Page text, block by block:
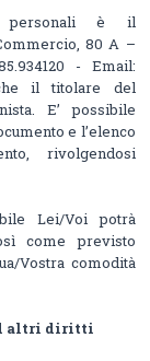
personali è il
80 A –
- Email:
il titolare del
E’ possibile
e l’elenco
rivolgendosi
Lei/Voi potrà
come previsto
Vostra comodità
altri diritti